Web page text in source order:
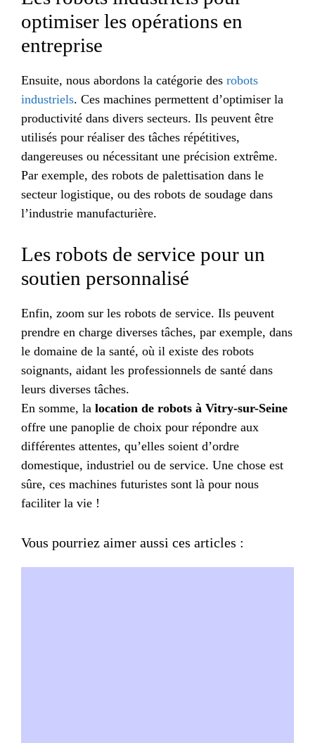
optimiser les opérations en
entreprise
Ensuite, nous abordons la catégorie des robots
industriels. Ces machines permettent d’optimiser la
productivité dans divers secteurs. Ils peuvent être
utilisés pour réaliser des tâches répétitives,
dangereuses ou nécessitant une précision extrême.
Par exemple, des robots de palettisation dans le
secteur logistique, ou des robots de soudage dans
l’industrie manufacturière.
Les robots de service pour un
soutien personnalisé
Enfin, zoom sur les robots de service. Ils peuvent
prendre en charge diverses tâches, par exemple, dans
le domaine de la santé, où il existe des robots
soignants, aidant les professionnels de santé dans
leurs diverses tâches.
En somme, la location de robots à Vitry-sur-Seine
offre une panoplie de choix pour répondre aux
différentes attentes, qu’elles soient d’ordre
domestique, industriel ou de service. Une chose est
sûre, ces machines futuristes sont là pour nous
faciliter la vie !
Vous pourriez aimer aussi ces articles :